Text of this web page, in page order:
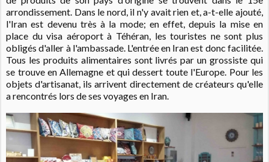
arrondissement. Dans le nord, il n'y avait rien et, a-t-elle ajouté,
l'Iran est devenu très à la mode; en effet, depuis la mise en
place du visa aéroport à Téhéran, les touristes ne sont plus
obligés d'aller à l'ambassade. L'entrée en Iran est donc facilitée.
Tous les produits alimentaires sont livrés par un grossiste qui
se trouve en Allemagne et qui dessert toute l'Europe. Pour les
objets d'artisanat, ils arrivent directement de créateurs qu'elle
a rencontrés lors de ses voyages en Iran.